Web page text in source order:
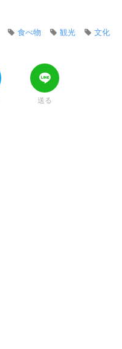
文化
観光
食べ物
送る